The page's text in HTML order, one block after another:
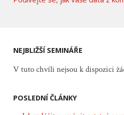
NEJBLIŽŠÍ SEMINÁŘE
V tuto chvíli nejsou k dispozici
POSLEDNÍ ČLÁNKY